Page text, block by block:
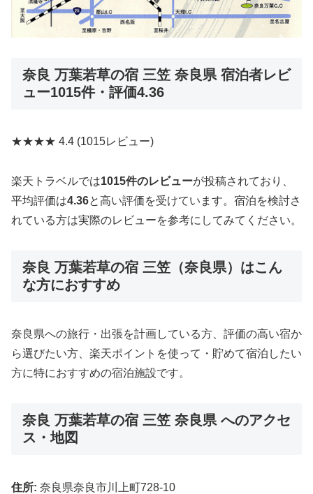
奈良 万葉若草の宿 三笠 奈良県 宿泊者レビ
ュー1015件・評価4.36
★★★★ 4.4 (1015レビュー)
楽天トラベルでは1015件のレビューが投稿されており、
平均評価は4.36と高い評価を受けています。宿泊を検討さ
れている方は実際のレビューを参考にしてみてください。
奈良 万葉若草の宿 三笠（奈良県）はこん
な方におすすめ
奈良県への旅行・出張を計画している方、評価の高い宿か
ら選びたい方、楽天ポイントを使って・貯めて宿泊したい
方に特におすすめの宿泊施設です。
奈良 万葉若草の宿 三笠 奈良県 へのアクセ
ス・地図
住所: 奈良県奈良市川上町728-10